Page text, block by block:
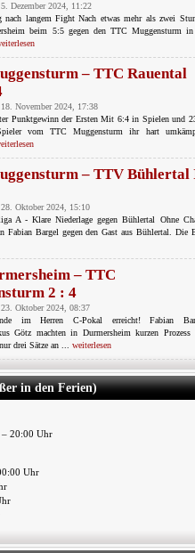
Dezember 2024, 11:22
nach langem Fight Nach etwas mehr als zwei
beim 5:5 gegen den TTC Muggensturm
– TTC Rauental
November 2024, 17:38
Punktgewinn der Ersten Mit 6:4 in Spielen und
vom TTC Muggensturm ihr hart
– TTV Bühlertal
Oktober 2024, 15:10
A - Klare Niederlage gegen Bühlertal Ohne
Fabian Bargel gegen den Gast aus Bühlertal. Die
– TTC
2 : 4
Oktober 2024, 08:37
im Herren C-Pokal erreicht! Fabian
Götz machten in Durmersheim kurzen Prozess
drei Sätze an ... weiterlesen
in den Ferien)
20:00 Uhr
Uhr